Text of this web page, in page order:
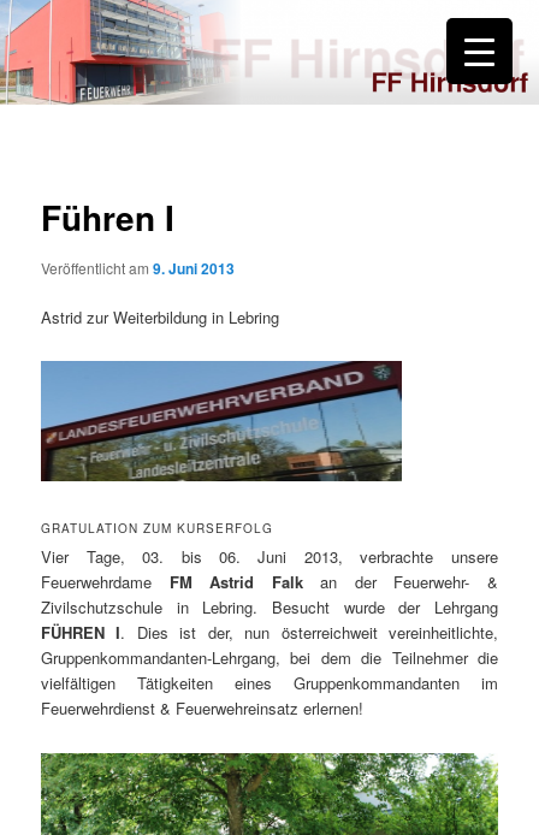
Zum
primären
Inhalt
springenFF Hirnsdorf
Führen I
Veröffentlicht am9. Juni 2013
Astrid zur Weiterbildung in Lebring
GRATULATION ZUM KURSERFOLG
Vier Tage, 03. bis 06. Juni 2013, verbrachte unsere
Feuerwehrdame FM Astrid Falkan der Feuerwehr- &
Zivilschutzschule in Lebring. Besucht wurde der Lehrgang
FÜHREN I. Dies ist der, nun österreichweit vereinheitlichte,
Gruppenkommandanten-Lehrgang, bei dem die Teilnehmer die
vielfältigen Tätigkeiten eines Gruppenkommandanten im
Feuerwehrdienst & Feuerwehreinsatz erlernen!